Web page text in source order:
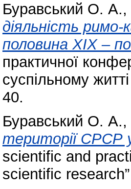
Буравський О. А.,
діяльність
половина ХІХ –
практичної
суспільному
40.
Буравський О. А.,
території СРСР у
scientific and
scientific